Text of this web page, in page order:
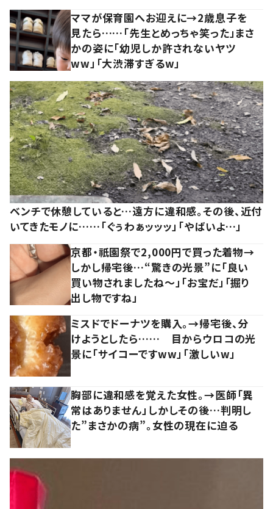
ママが保育園へお迎えに→2歳息子を
見たら……「先生とめっちゃ笑った」まさ
かの姿に「幼児しか許されないヤツ
ww」「大渋滞すぎるw」
ベンチで休憩していると…遠方に違和感。その後、近付
いてきたモノに……「ぐぅわぁッッッ」「やばいよ…」
京都・祇園祭で2,000円で買った着物→
しかし帰宅後…“驚きの光景”に「良い
買い物されましたね～」「お宝だ」「掘り
出し物ですね」
ミスドでドーナツを購入。→帰宅後、分
けようとしたら…… 目からウロコの光
景に「サイコーですww」「激しいw」
胸部に違和感を覚えた女性。→医師「異
常はありません」しかしその後…判明し
た”まさかの病”。女性の現在に迫る